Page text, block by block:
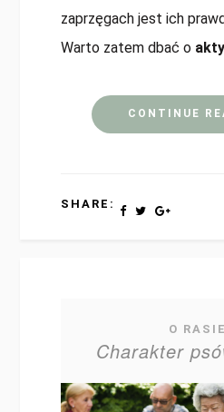
zaprzęgach jest ich
Warto zatem dbać o
CONTINUE
SHARE:
O RASIE
Charakter